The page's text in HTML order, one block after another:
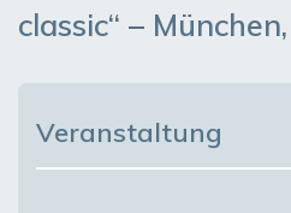
classic“ –
Veranstaltung